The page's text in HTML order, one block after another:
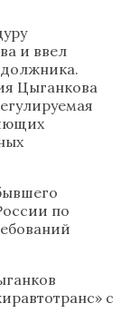
и ввел
Цыганкова
по
с